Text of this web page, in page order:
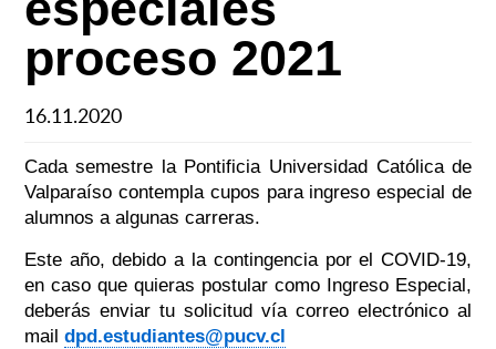
proceso 2021
16.11.2020
Cada semestre la Pontificia Universidad Católica de
Valparaíso contempla cupos para ingreso especial de
alumnos a algunas carreras.
Este año, debido a la contingencia por el COVID-19,
en caso que quieras postular como Ingreso Especial,
deberás enviar tu solicitud vía correo electrónico al
mail dpd.estudiantes@pucv.cl